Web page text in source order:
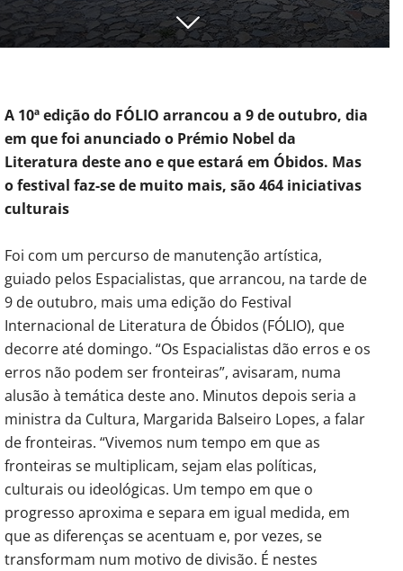
A 10ª edição do FÓLIO arrancou a 9 de outubro, dia
em que foi anunciado o Prémio Nobel da
Literatura deste ano e que estará em Óbidos. Mas
o festival faz-se de muito mais, são 464 iniciativas
culturais
Foi com um percurso de manutenção artística,
guiado pelos Espacialistas, que arrancou, na tarde de
9 de outubro, mais uma edição do Festival
Internacional de Literatura de Óbidos (FÓLIO), que
decorre até domingo. “Os Espacialistas dão erros e os
erros não podem ser fronteiras”, avisaram, numa
alusão à temática deste ano. Minutos depois seria a
ministra da Cultura, Margarida Balseiro Lopes, a falar
de fronteiras. “Vivemos num tempo em que as
fronteiras se multiplicam, sejam elas políticas,
culturais ou ideológicas. Um tempo em que o
progresso aproxima e separa em igual medida, em
que as diferenças se acentuam e, por vezes, se
transformam num motivo de divisão. É nestes